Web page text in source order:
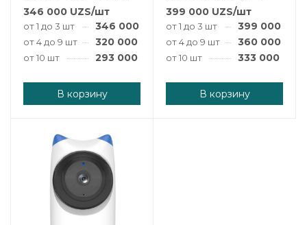
V380
346 000 UZS/шт
от 1 до 3 шт 346 000UZS /шт
от 4 до 9 шт 320 000UZS /шт
от 10 шт 293 000UZS /шт
В корзину
CAM-WIFI-Q5
399 000 UZS/шт
от 1 до 3 шт 399 000UZS
от 4 до 9 шт 360 000UZS
от 10 шт 333 000UZS
В корзину